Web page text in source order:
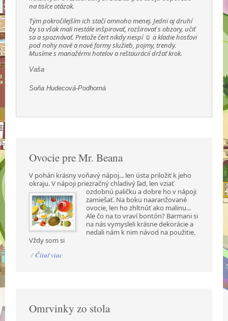
na tisíce otázok.
Tým pokročilejším ich stačí omnoho menej. Jedni aj druhí
by sa však mali nestále inšpirovať, rozširovať s obzory, učiť
sa a spoznávať. Pretože čert nikdy nespí ☺ a kladie hosťovi
pod nohy nové a nové formy služieb, pojmy, trendy.
Musíme s manažérmi hotelov a reštaurácií držať krok.
Vaša
Soňa Hudecová-Podhorná
Ovocie pre Mr. Beana
V pohári krásny voňavý nápoj... len ústa priložiť k jeho
okraju. V nápoji priezračný chladivý ľad, len vziať
ozdobnú paličku a dobre ho v nápoji
zamiešať. Na boku naaranžované
ovocie, len ho zhltnúť ako malinu...
Ale čo na to vraví bontón? Barmani si
na nás vymysleli krásne dekorácie a
nedali nám k nim návod na použitie.
Vždy som si
/ Čítať viac
Omrvinky zo stola